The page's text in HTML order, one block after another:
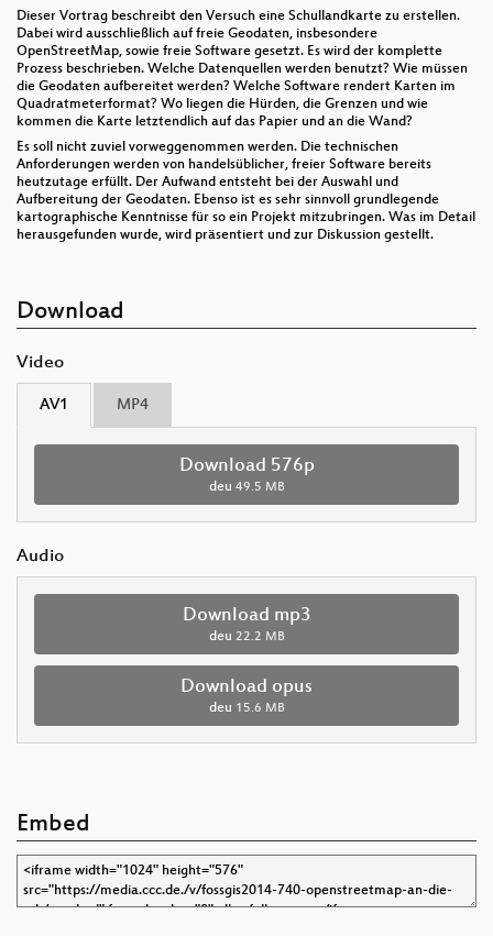
Dieser Vortrag beschreibt den Versuch eine Schullandkarte zu erstellen.
Dabei wird ausschließlich auf freie Geodaten, insbesondere
OpenStreetMap, sowie freie Software gesetzt. Es wird der komplette
Prozess beschrieben. Welche Datenquellen werden benutzt? Wie müssen
die Geodaten aufbereitet werden? Welche Software rendert Karten im
Quadratmeterformat? Wo liegen die Hürden, die Grenzen und wie
kommen die Karte letztendlich auf das Papier und an die Wand?
Es soll nicht zuviel vorweggenommen werden. Die technischen
Anforderungen werden von handelsüblicher, freier Software bereits
heutzutage erfüllt. Der Aufwand entsteht bei der Auswahl und
Aufbereitung der Geodaten. Ebenso ist es sehr sinnvoll grundlegende
kartographische Kenntnisse für so ein Projekt mitzubringen. Was im Detail
herausgefunden wurde, wird präsentiert und zur Diskussion gestellt.
Download
Video
AV1 MP4
Download 576p
deu 49.5 MB
Audio
Download mp3
deu 22.2 MB
Download opus
deu 15.6 MB
Embed